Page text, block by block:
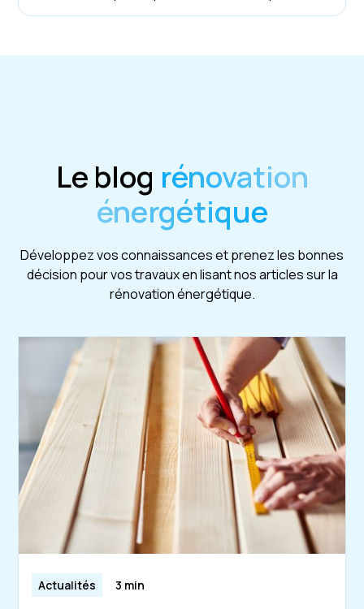
Le blog rénovation
énergétique
Développez vos connaissances et prenez les bonnes
décision pour vos travaux en lisant nos articles sur la
rénovation énergétique.
Actualités 3 min